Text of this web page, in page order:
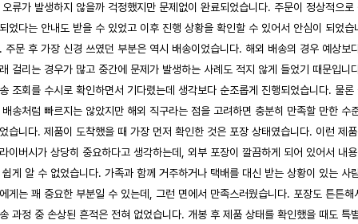
오류가 발생하지 않을까 걱정했지만 문제없이 완료되었습니다. 주문이 정상적으로
었다는 안내도 받을 수 있었고 이후 진행 상황을 확인할 수 있어서 안심이 되었습
주문 후 가장 신경 쓰였던 부분은 역시 배송이었습니다. 해외 배송의 경우 예상보
걸리는 경우가 많고 중간에 문제가 발생하는 사례도 적지 않게 들었기 때문입니
조회를 수시로 확인하면서 기다렸는데 생각보다 순조롭게 진행되었습니다. 물론
배송처럼 빠르지는 않았지만 해외 직구라는 점을 고려하면 충분히 만족할 만한 수
습니다. 제품이 도착했을 때 가장 먼저 확인한 것은 포장 상태였습니다. 이런 제
이버시가 상당히 중요하다고 생각하는데, 외부 포장이 깔끔하게 되어 있어서 내
쉽게 알 수 없었습니다. 가족과 함께 거주하거나 택배를 대신 받는 상황이 있는 사
게는 꽤 중요한 부분일 수 있는데, 그런 면에서 만족스러웠습니다. 포장도 튼튼해
과정 중 손상된 흔적은 전혀 없었습니다. 개봉 후 제품 상태를 확인했을 때도 특